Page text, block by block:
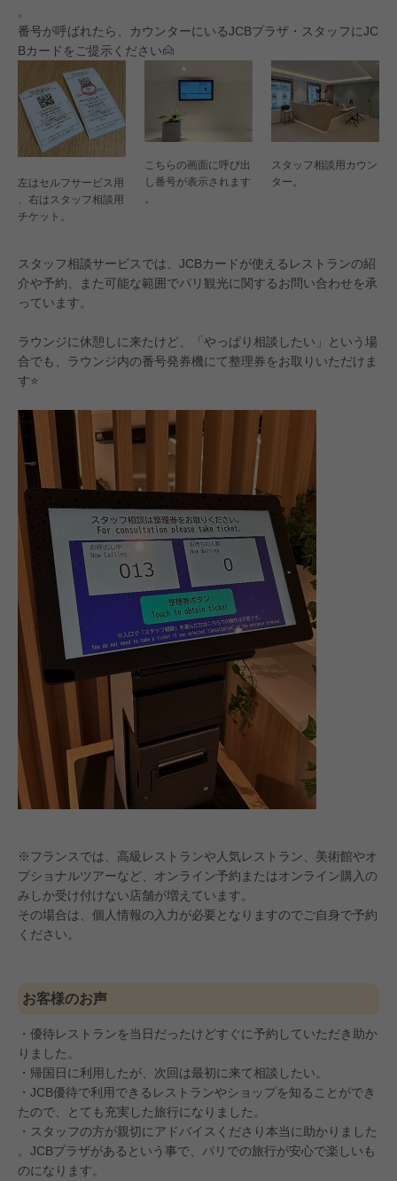
。
番号が呼ばれたら、カウンターにいるJCBプラザ・スタッフにJC
Bカードをご提示ください🙍
左はセルフサービス用
、右はスタッフ相談用
チケット。
こちらの画面に呼び出
し番号が表示されます
スタッフ相談用カウン
ター。
スタッフ相談サービスでは、JCBカードが使えるレストランの紹
介や予約、また可能な範囲でパリ観光に関するお問い合わせを承
っています。
ラウンジに休憩しに来たけど、「やっぱり相談したい」という場
合でも、ラウンジ内の番号発券機にて整理券をお取りいただけま
す⭐
※フランスでは、高級レストランや人気レストラン、美術館やオ
プショナルツアーなど、オンライン予約またはオンライン購入の
みしか受け付けない店舗が増えています。
その場合は、個人情報の入力が必要となりますのでご自身で予約
ください。
お客様のお声
・優待レストランを当日だったけどすぐに予約していただき助か
りました。
・帰国日に利用したが、次回は最初に来て相談したい。
・JCB優待で利用できるレストランやショップを知ることができ
たので、とても充実した旅行になりました。
・スタッフの方が親切にアドバイスくださり本当に助かりました
。JCBプラザがあるという事で、パリでの旅行が安心で楽しいも
のになります。